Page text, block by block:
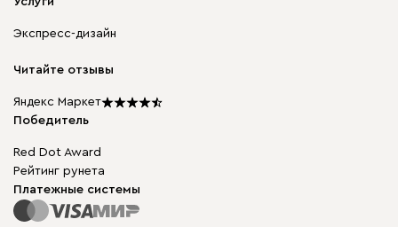
Доставка и оплата
диван.клуб
Карьера
Подарочные сертификаты
Мы в прессе
Бескаркасная мебель
Столы и стулья
Экспресс-дизайн
Читайте отзывы
Яндекс Маркет
Победитель
Red Dot Award
Рейтинг рунета
Платежные системы